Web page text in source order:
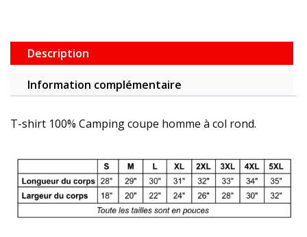
(Homme)
Description
Information complémentaire
T-shirt 100% Camping coupe homme à col rond.